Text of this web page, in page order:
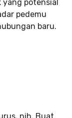
yang potensial
pedemu
baru.